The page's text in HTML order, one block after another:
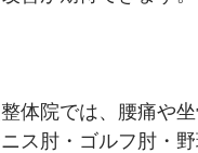
体院では、腰痛や
ス肘・ゴルフ肘・